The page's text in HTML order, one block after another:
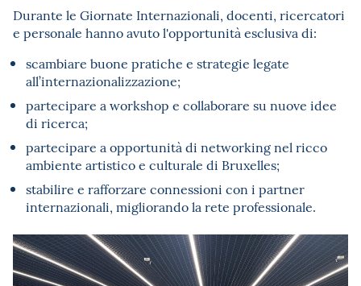
Durante le Giornate Internazionali, docenti, ricercatori
e personale hanno avuto l'opportunità esclusiva di:
scambiare buone pratiche e strategie legate
all’internazionalizzazione;
partecipare a workshop e collaborare su nuove idee
di ricerca;
partecipare a opportunità di networking nel ricco
ambiente artistico e culturale di Bruxelles;
stabilire e rafforzare connessioni con i partner
internazionali, migliorando la rete professionale.